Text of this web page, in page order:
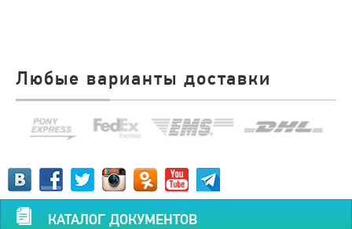
Любые варианты доставки
КАТАЛОГ ДОКУМЕНТОВ